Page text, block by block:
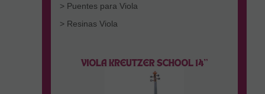
> Puentes para Viola
> Resinas Viola